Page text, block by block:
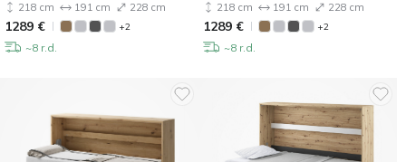
218 cm 191 cm 228 cm
1289 € +2
~8 r.d.
218 cm 191 cm 228 cm
1289 € +2
~8 r.d.